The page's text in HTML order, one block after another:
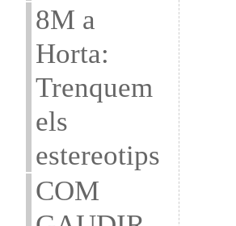
8M a
Horta:
Trenquem
els
estereotips
COM